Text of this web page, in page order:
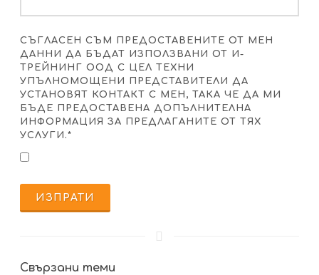
СЪГЛАСЕН СЪМ ПРЕДОСТАВЕНИТЕ ОТ МЕН
ДАННИ ДА БЪДАТ ИЗПОЛЗВАНИ ОТ И-
ТРЕЙНИНГ ООД С ЦЕЛ ТЕХНИ
УПЪЛНОМОЩЕНИ ПРЕДСТАВИТЕЛИ ДА
УСТАНОВЯТ КОНТАКТ С МЕН, ТАКА ЧЕ ДА МИ
БЪДЕ ПРЕДОСТАВЕНА ДОПЪЛНИТЕЛНА
ИНФОРМАЦИЯ ЗА ПРЕДЛАГАНИТЕ ОТ ТЯХ
УСЛУГИ.*
ИЗПРАТИ
Свързани теми